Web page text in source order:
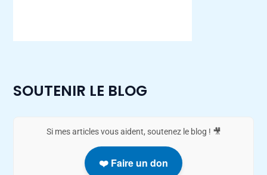
SOUTENIR LE BLOG
Si mes articles vous aident, soutenez le blog ! 🎥
❤️ Faire un don